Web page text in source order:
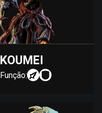
KOUMEI
Função: